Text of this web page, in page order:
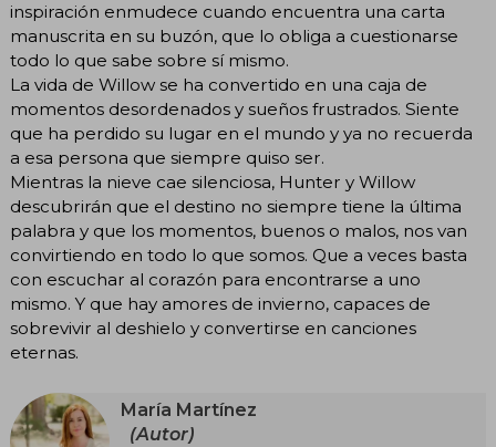
inspiración enmudece cuando encuentra una carta
manuscrita en su buzón, que lo obliga a cuestionarse
todo lo que sabe sobre sí mismo.
La vida de Willow se ha convertido en una caja de
momentos desordenados y sueños frustrados. Siente
que ha perdido su lugar en el mundo y ya no recuerda
a esa persona que siempre quiso ser.
Mientras la nieve cae silenciosa, Hunter y Willow
descubrirán que el destino no siempre tiene la última
palabra y que los momentos, buenos o malos, nos van
convirtiendo en todo lo que somos. Que a veces basta
con escuchar al corazón para encontrarse a uno
mismo. Y que hay amores de invierno, capaces de
sobrevivir al deshielo y convertirse en canciones
eternas.
María Martínez
(Autor)